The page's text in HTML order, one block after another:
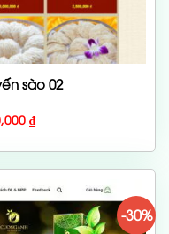
sào 02
₫.
₫Giá
hiện
là:
-30%